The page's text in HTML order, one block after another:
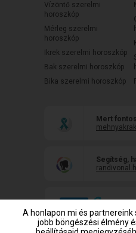
Vízöntő szerelmi
horoszkóp
Mérleg szerelmi
horoszkóp
Ikrek szerelmi horoszkóp
Bak szerelmi horoszkóp
Bika szerelmi horoszkóp
Mert
Segítség,
A honlapon mi és
jobb böngészési élmény